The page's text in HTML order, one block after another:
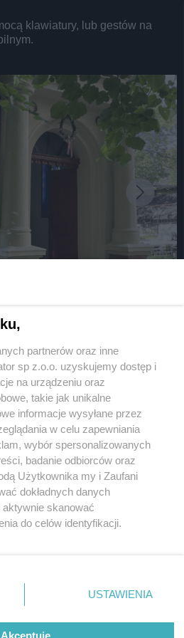
klawiatury, lub gestów na
Można je już podziwiać
w
regulamin korzystania z portali
Skontakuj sięz nami
Kontakt
Wydawca
Redakcja
partnerów oraz inne
sp z.o.o. uzyskujemy dostęp i
na urządzeniu oraz
takie jak unikalne
informacje wysyłane przez
w celu zapewniania
wybór spersonalizowanych
badanie odbiorców oraz
Użytkownika my i Zaufani
dokładnych danych
skanować
do celów identyfikacji.
przycisk ustawień prywatności
rogu strony
nie wymagają zgody
sprzeciwić się takiemu
USTAWIENIA
Akceptuję